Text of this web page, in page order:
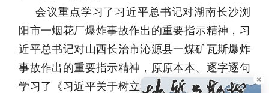
会议重点学习了习近平总书记对湖南长沙浏
阳市一烟花厂爆炸事故作出的重要指示精神，习
近平总书记对山西长治市沁源县一煤矿瓦斯爆炸
事故作出的重要指示精神，原原本本、逐字逐句
学习了《习近平关于树立和践行正确政绩观论述
×